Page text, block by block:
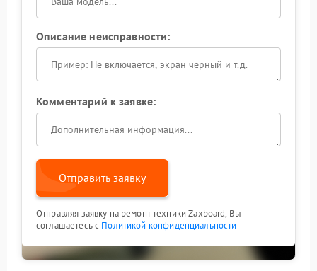
Описание неисправности:
Комментарий к заявке:
Отправить заявку
Отправляя заявку на ремонт техники Zaxboard, Вы
соглашаетесь с Политикой конфиденциальности